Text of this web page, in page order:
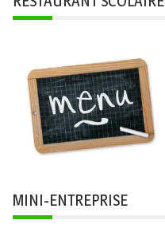
MINI-ENTREPRISE